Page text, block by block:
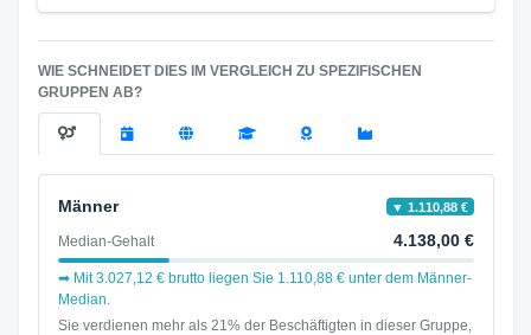
WIE SCHNEIDET DIES IM VERGLEICH ZU SPEZIFISCHEN
GRUPPEN AB?
Männer ▼ 1.110,88 €
Median-Gehalt 4.138,00 €
➡ Mit 3.027,12 € brutto liegen Sie 1.110,88 € unter dem Männer-
Median.
Sie verdienen mehr als 21% der Beschäftigten in dieser Gruppe,